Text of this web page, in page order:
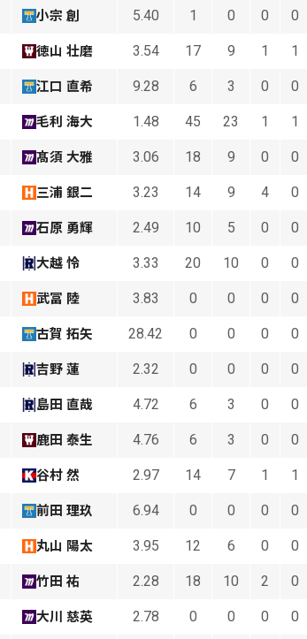
小宗 創 5.40 1 0 0 0
徳山 壮磨 3.54 17 9 1 1
江口 直希 9.28 6 3 0 0
毛利 海大 1.48 45 23 1 1
髙須 大雅 3.06 18 9 0 0
三浦 銀二 3.23 14 9 4 0
石原 勇輝 2.49 10 5 0 0
大越 怜 3.33 20 10 0 0
武冨 陸 3.83 0 0 0 0
古賀 拓矢 28.42 0 0 0 0
吉野 蓮 2.32 0 0 0 0
島田 直哉 4.72 6 3 0 0
鹿田 泰生 4.76 6 3 0 0
谷村 然 2.97 14 7 1 1
前田 理玖 6.94 0 0 0 0
丸山 陽太 3.95 12 6 0 0
竹田 祐 2.28 18 10 2 0
大川 慈英 2.78 0 0 0 0